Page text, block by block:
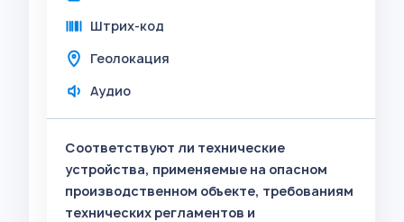
Штрих-код
Геолокация
Аудио
Соответствуют ли технические
устройства, применяемые на опасном
производственном объекте, требованиям
технических регламентов и